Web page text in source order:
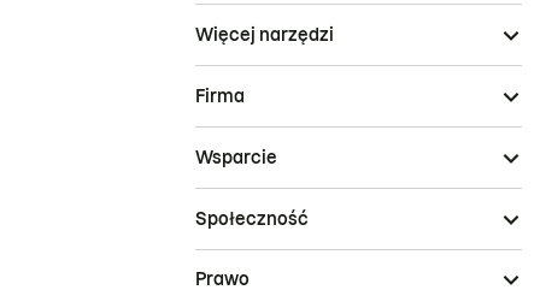
Więcej narzędzi
Firma
Wsparcie
Społeczność
Prawo